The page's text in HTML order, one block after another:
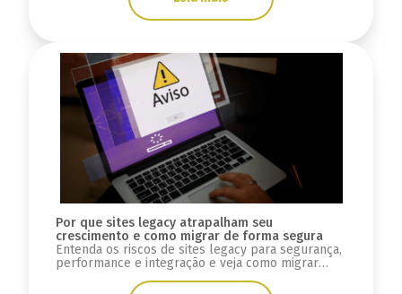
Por que sites legacy atrapalham seu
crescimento e como migrar de forma segura
Entenda os riscos de sites legacy para segurança,
performance e integração e veja como migrar